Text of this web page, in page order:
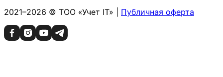
2021–2026 © ТОО «Учет IT» | Публичная оферта